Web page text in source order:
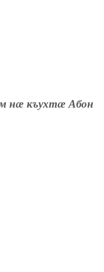
нæ къухтæ Абон